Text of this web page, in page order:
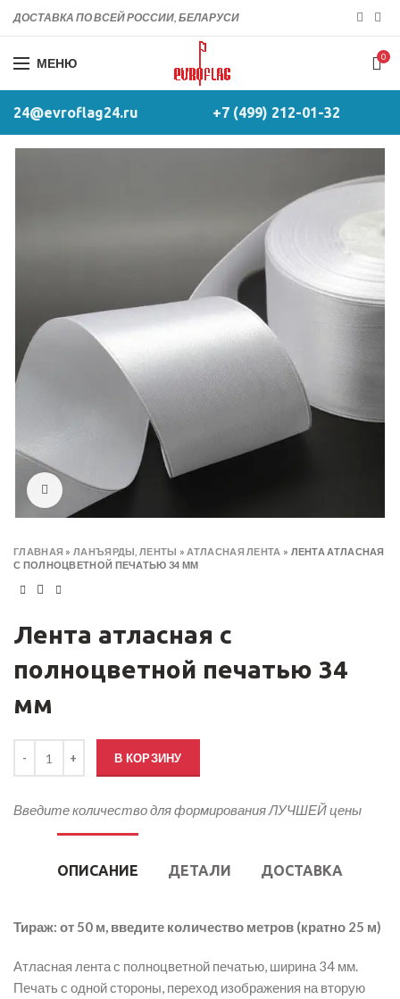
ДОСТАВКА ПО ВСЕЙ РОССИИ, БЕЛАРУСИ
МЕНЮ 0
24@evroflag24.ru +7 (499) 212-01-32
Click to enlarge
ГЛАВНАЯ »ЛАНЪЯРДЫ, ЛЕНТЫ »АТЛАСНАЯ ЛЕНТА » ЛЕНТА АТЛАСНАЯ
С ПОЛНОЦВЕТНОЙ ПЕЧАТЬЮ 34 ММ
Лента атласная с
полноцветной печатью 34
мм
В КОРЗИНУ
Введите количество для формирования ЛУЧШЕЙ цены
ОПИСАНИЕ ДЕТАЛИ ДОСТАВКА
Тираж: от 50 м, введите количество метров (кратно 25 м)
Атласная лента с полноцветной печатью, ширина 34 мм.
Печать с одной стороны, переход изображения на вторую